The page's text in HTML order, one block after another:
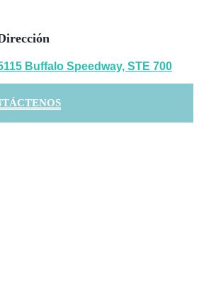
Buffalo Speedway, STE 700